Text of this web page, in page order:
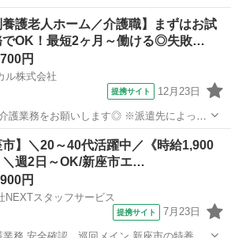
養護老人ホーム／介護職】まずはお試
でOK！最短2ヶ月～働ける◎失敗…
円
ル株式会社
提携サイト 12月23日
護業務をお願いします◎ ※派遣先によって
事介助 ■入浴
助 ■レクリエーション ■介護記録作成 等
市】＼20～40代活躍中／《時給1,900
＼週2日～OK/新座市エ…
円
NEXTスタッフサービス
提携サイト 7月23日